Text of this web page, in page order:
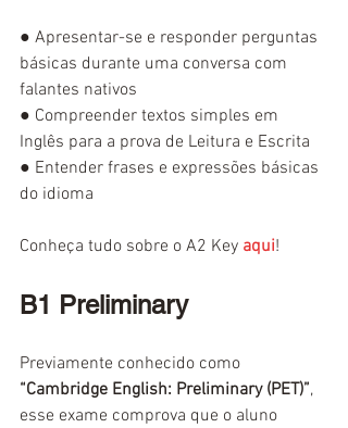
● Apresentar-se e responder perguntas
básicas durante uma conversa com
falantes nativos
● Compreender textos simples em
Inglês para a prova de Leitura e Escrita
● Entender frases e expressões básicas
do idioma
Conheça tudo sobre o A2 Key aqui!
B1 Preliminary
Previamente conhecido como
“Cambridge English: Preliminary (PET)”,
esse exame comprova que o aluno